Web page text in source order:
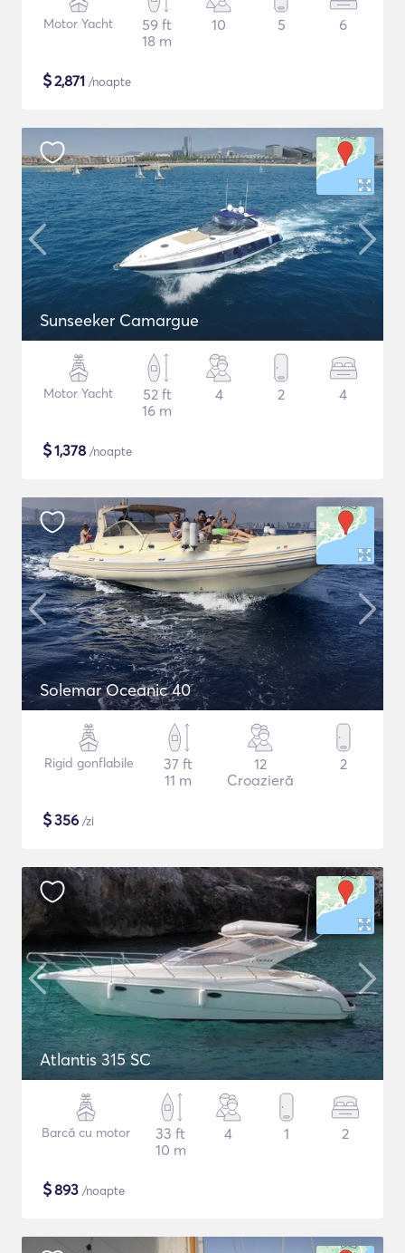
Motor Yacht
59 ft
18 m
10 5 6
$2,871 /noapte
Sunseeker Camargue
Motor Yacht
52 ft
16 m
4 2 4
$1,378 /noapte
Solemar Oceanic 40
Rigid gonflabile
37 ft
11 m
12
Croazieră
2
$356 /zi
Atlantis 315 SC
Barcă cu motor
33 ft
10 m
4 1 2
$893 /noapte